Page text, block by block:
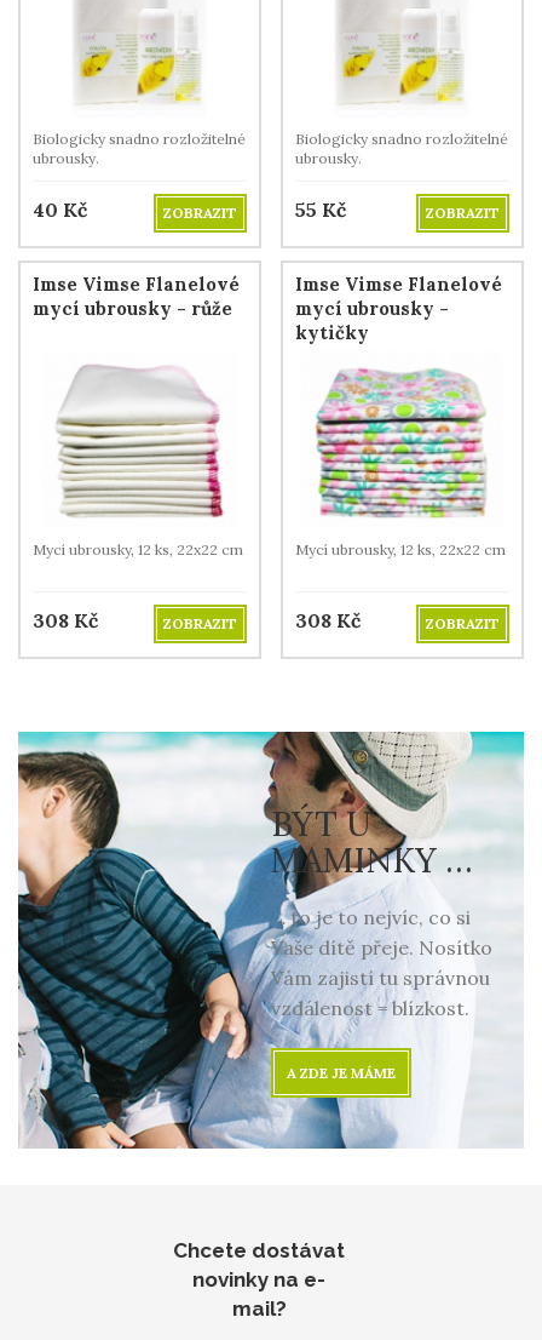
Biologicky snadno rozložitelné
ubrousky.
40 Kč ZOBRAZIT
Biologicky snadno rozložitelné
ubrousky.
55 Kč ZOBRAZIT
Imse Vimse Flanelové
mycí ubrousky - růže
Mycí ubrousky, 12 ks, 22x22 cm
308 Kč ZOBRAZIT
Imse Vimse Flanelové
mycí ubrousky -
kytičky
Mycí ubrousky, 12 ks, 22x22 cm
308 Kč ZOBRAZIT
BÝT U
MAMINKY …
… to je to nejvíc, co si
Vaše dítě přeje. Nosítko
Vám zajistí tu správnou
vzdálenost = blízkost.
A ZDE JE MÁME
Chcete dostávat
novinky na e-
mail?